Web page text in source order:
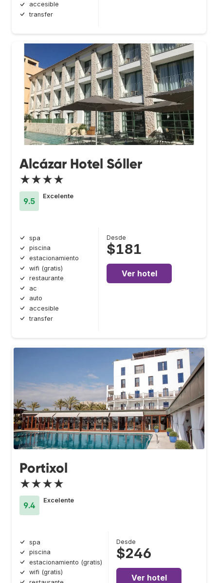
accesible
transfer
Alcázar Hotel Sóller
★★★★
9.5
Excelente
spa
piscina
estacionamiento
wifi (gratis)
restaurante
ac
auto
accesible
transfer
Desde
$181
Ver hotel
Portixol
★★★★
9.4
Excelente
spa
piscina
estacionamiento (gratis)
wifi (gratis)
Desde
$246
Ver hotel